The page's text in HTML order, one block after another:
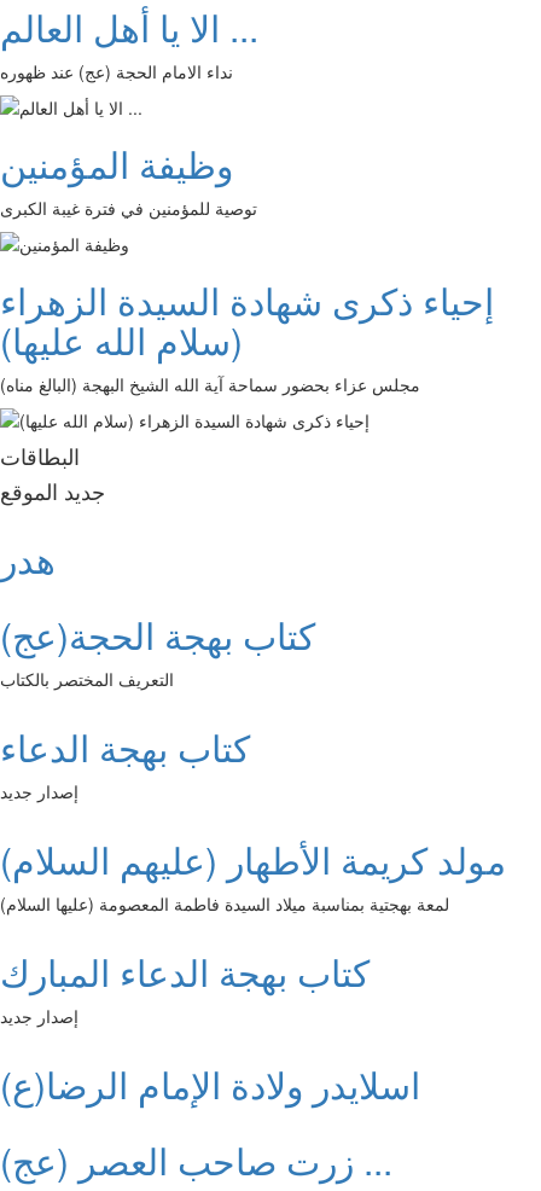
الا يا أهل العالم ...
نداء الامام الحجة (عج) عند ظهوره
وظيفة المؤمنين
توصية للمؤمنين في فترة غيبة الكبرى
إحياء ذكرى شهادة السيدة الزهراء
(سلام الله عليها)
مجلس عزاء بحضور سماحة آية الله الشيخ البهجة (البالغ مناه)
البطاقات
جديد الموقع
هدر
كتاب بهجة الحجة(عج)
التعريف المختصر بالكتاب
كتاب بهجة الدعاء
إصدار جديد
مولد كريمة الأطهار (عليهم السلام)
لمعة بهجتية بمناسبة ميلاد السيدة فاطمة المعصومة (عليها السلام)
كتاب بهجة الدعاء المبارك
إصدار جديد
اسلايدر ولادة الإمام الرضا(ع)
زرت صاحب العصر (عج) ...